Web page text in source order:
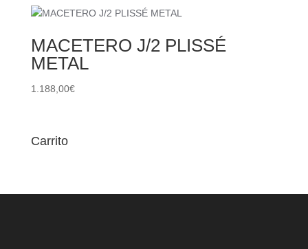
MACETERO J/2 PLISSÉ
METAL
1.188,00€
Carrito